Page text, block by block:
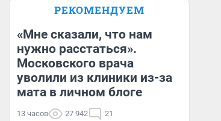
РЕКОМЕНДУЕМ
«Мне сказали, что нам
нужно расстаться».
Московского врача
уволили из клиники из-за
мата в личном блоге
13 часов 27 942 21